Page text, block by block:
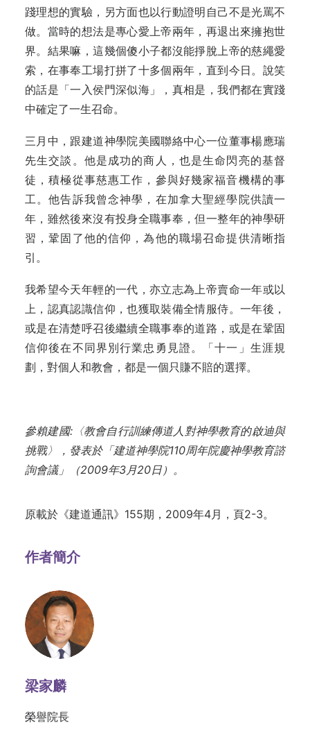
踐理想的實驗，另方面也以行動證明自己不是光罵不
做。當時的想法是專心愛上帝兩年，再退出來擁抱世
界。結果嘛，這幾個傻小子都沒能掙脫上帝的慈繩愛
索，在事奉工場打拼了十多個兩年，直到今日。說笑
的話是「一入侯門深似海」，真相是，我們都在實踐
中確定了一生召命。
三月中，跟建道神學院美國聯絡中心一位董事楊應瑞
先生交談。他是成功的商人，也是生命閃亮的基督
徒，積極從事慈惠工作，參與好幾家福音機構的事
工。他告訴我曾念神學，在加拿大聖經學院供讀一
年，雖然後來沒有投身全職事奉，但一整年的神學研
習，鞏固了他的信仰，為他的職場召命提供清晰指
引。
我希望今天年輕的一代，亦立志為上帝賣命一年或以
上，認真認識信仰，也獲取裝備全情服侍。一年後，
或是在清楚呼召後繼續全職事奉的道路，或是在鞏固
信仰後在不同界別行業忠勇見證。「十一」生涯規
劃，對個人和教會，都是一個只賺不賠的選擇。
參賴建國:〈教會自行訓練傳道人對神學教育的啟迪與
挑戰〉，發表於「建道神學院110周年院慶神學教育諮
詢會議」（2009年3月20日）。
原載於 《建道通訊》155期，2009年4月，頁2-3。
作者簡介
梁家麟
榮譽院長